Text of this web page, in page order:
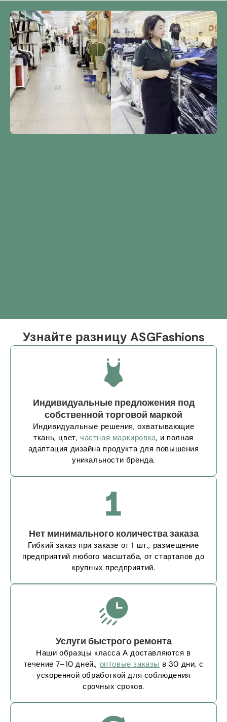
Узнайте разницу ASGFashions
Индивидуальные предложения под
собственной торговой маркой
Индивидуальные решения, охватывающие
ткань, цвет, частная маркировка, и полная
адаптация дизайна продукта для повышения
уникальности бренда.
Нет минимального количества заказа
Гибкий заказ при заказе от 1 шт., размещение
предприятий любого масштаба, от стартапов до
крупных предприятий.
Услуги быстрого ремонта
Наши образцы класса А доставляются в
течение 7–10 дней., оптовые заказы в 30 дни, с
ускоренной обработкой для соблюдения
срочных сроков.